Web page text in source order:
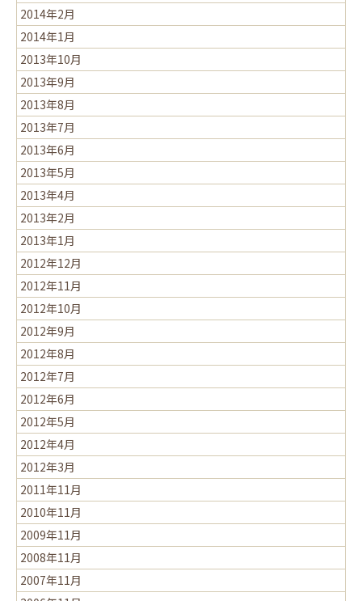
2014年2月
2014年1月
2013年10月
2013年9月
2013年8月
2013年7月
2013年6月
2013年5月
2013年4月
2013年2月
2013年1月
2012年12月
2012年11月
2012年10月
2012年9月
2012年8月
2012年7月
2012年6月
2012年5月
2012年4月
2012年3月
2011年11月
2010年11月
2009年11月
2008年11月
2007年11月